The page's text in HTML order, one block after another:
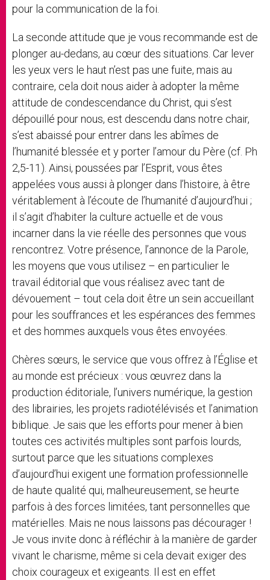
pour la communication de la foi.
La seconde attitude que je vous recommande est de
plonger au-dedans, au cœur des situations. Car lever
les yeux vers le haut n’est pas une fuite, mais au
contraire, cela doit nous aider à adopter la même
attitude de condescendance du Christ, qui s’est
dépouillé pour nous, est descendu dans notre chair,
s’est abaissé pour entrer dans les abîmes de
l’humanité blessée et y porter l’amour du Père (cf. Ph
2,5-11). Ainsi, poussées par l’Esprit, vous êtes
appelées vous aussi à plonger dans l’histoire, à être
véritablement à l’écoute de l’humanité d’aujourd’hui ;
il s’agit d’habiter la culture actuelle et de vous
incarner dans la vie réelle des personnes que vous
rencontrez. Votre présence, l’annonce de la Parole,
les moyens que vous utilisez – en particulier le
travail éditorial que vous réalisez avec tant de
dévouement – tout cela doit être un sein accueillant
pour les souffrances et les espérances des femmes
et des hommes auxquels vous êtes envoyées.
Chères sœurs, le service que vous offrez à l’Église et
au monde est précieux : vous œuvrez dans la
production éditoriale, l’univers numérique, la gestion
des librairies, les projets radiotélévisés et l’animation
biblique. Je sais que les efforts pour mener à bien
toutes ces activités multiples sont parfois lourds,
surtout parce que les situations complexes
d’aujourd’hui exigent une formation professionnelle
de haute qualité qui, malheureusement, se heurte
parfois à des forces limitées, tant personnelles que
matérielles. Mais ne nous laissons pas décourager !
Je vous invite donc à réfléchir à la manière de garder
vivant le charisme, même si cela devait exiger des
choix courageux et exigeants. Il est en effet